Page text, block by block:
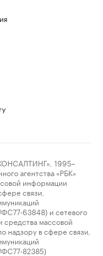
1995–
агентства «РБК»
информации
связи,
63848) и сетевого
средства массовой
надзору в сфере связи,
82385)